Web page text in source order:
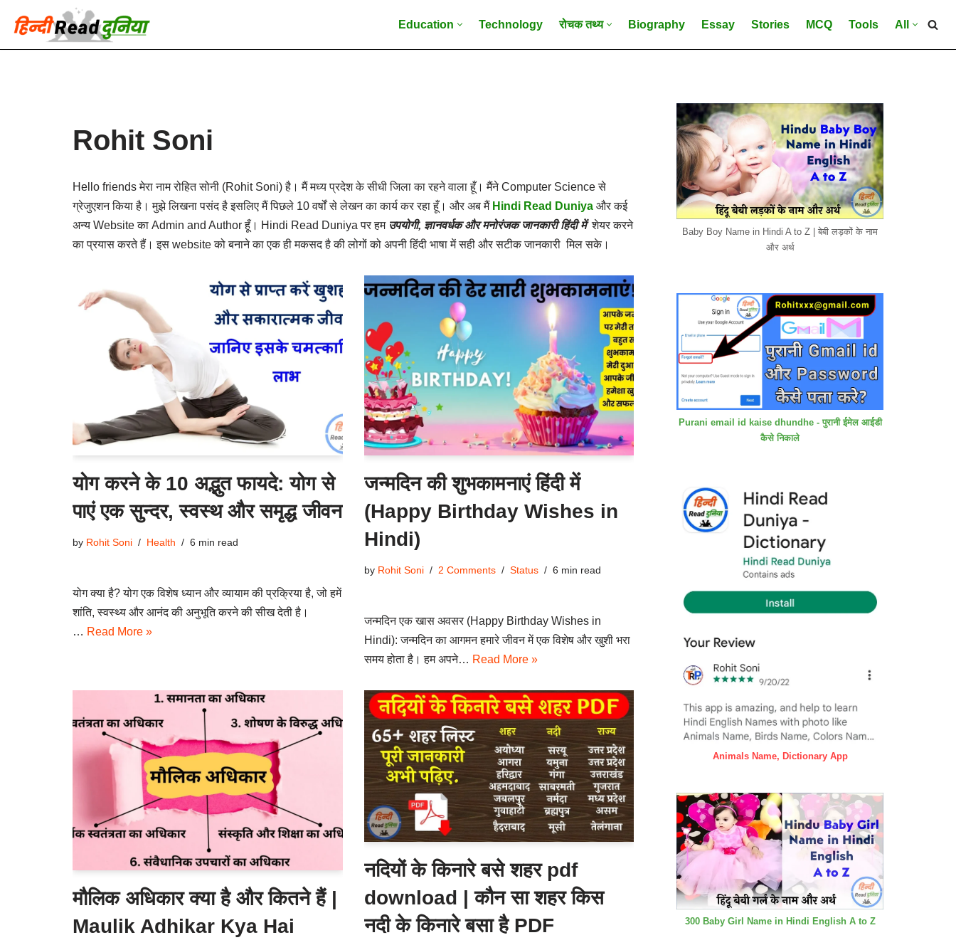
Skip
Education Technology रोचक तथ्य Biography Essay Stories MCQ Tools All
Rohit Soni
Hello friends मेरा नाम रोहित सोनी (Rohit Soni) है। मैं मध्य प्रदेश के सीधी जिला का रहने वाला हूँ। मैंने Computer Science से
ग्रेजुएशन किया है। मुझे लिखना पसंद है इसलिए मैं पिछले 10 वर्षों से लेखन का कार्य कर रहा हूँ। और अब मैं Hindi Read Duniya और कई
अन्य Website का Admin and Author हूँ। Hindi Read Duniya पर हम उपयोगी, ज्ञानवर्धक और मनोरंजक जानकारी हिंदी मेंशेयर करने
का प्रयास करते हैं। इस website को बनाने का एक ही मकसद है की लोगों को अपनी हिंदी भाषा में सही और सटीक जानकारी मिल सके।
योग करने के 10 अद्भुत फायदे: योग से
पाएं एक सुन्दर, स्वस्थ और समृद्ध जीवन
by Rohit Soni Health 6 min read
योग क्या है? योग एक विशेष ध्यान और व्यायाम की प्रक्रिया है, जो हमें
शांति, स्वस्थ्य और आनंद की अनुभूति करने की सीख देती है।
… Read More »
जन्मदिन की शुभकामनाएं हिंदी में
(Happy Birthday Wishes in
Hindi)
by Rohit Soni 2 Comments Status 6 min read
जन्मदिन एक खास अवसर (Happy Birthday Wishes in
Hindi): जन्मदिन का आगमन हमारे जीवन में एक विशेष और खुशी भरा
समय होता है। हम अपने… Read More »
मौलिक अधिकार क्या है और कितने हैं |
Maulik Adhikar Kya Hai
नदियों के किनारे बसे शहर pdf
download | कौन सा शहर किस
नदी के किनारे बसा है PDF
Baby Boy Name in Hindi A to Z | बेबी लड़कों के नाम
और अर्थ
Purani email id kaise dhundhe - पुरानी ईमेल आईडी
कैसे निकाले
Animals Name, Dictionary App
300 Baby Girl Name in Hindi English A to Z